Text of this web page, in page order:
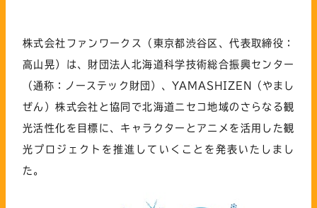
株式会社ファンワークス（東京都渋谷区、代表取締役：
高山晃）は、財団法人北海道科学技術総合振興センター
（通称：ノーステック財団）、YAMASHIZEN（やまし
ぜん）株式会社と協同で北海道ニセコ地域のさらなる観
光活性化を目標に、キャラクターとアニメを活用した観
光プロジェクトを推進していくことを発表いたしまし
た。